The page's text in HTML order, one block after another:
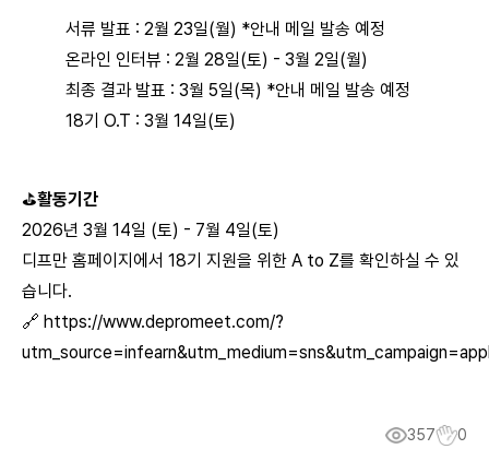
서류 발표 : 2월 23일(월) *안내 메일 발송 예정
온라인 인터뷰 : 2월 28일(토) - 3월 2일(월)
최종 결과 발표 : 3월 5일(목) *안내 메일 발송 예정
18기 O.T : 3월 14일(토)
⛳활동기간
2026년 3월 14일 (토) - 7월 4일(토)
디프만 홈페이지에서 18기 지원을 위한 A to Z를 확인하실 수 있
습니다.
🔗 https://www.depromeet.com/?
357 0